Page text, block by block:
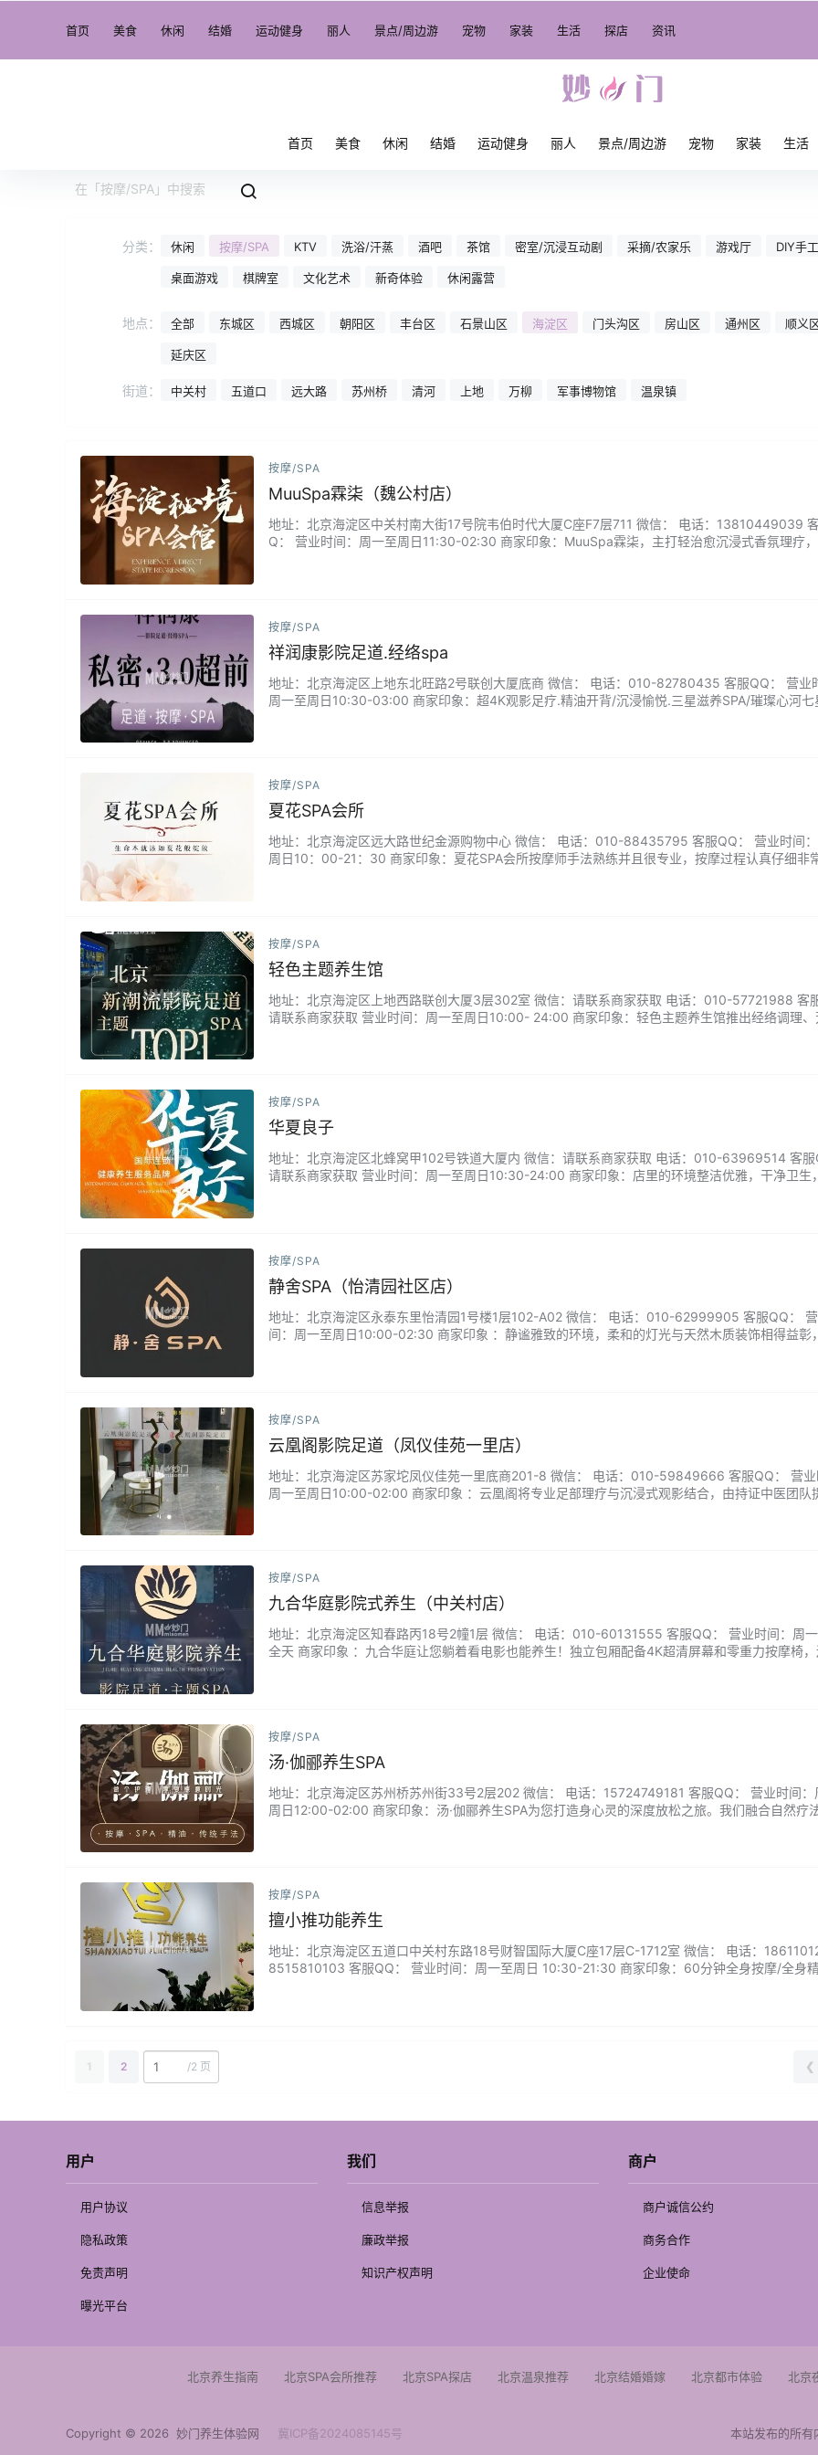
首页 美食 休闲 结婚 运动健身 丽人 景点/周边游 宠物 家装 生活 探店 资讯
首页 美食 休闲 结婚 运动健身 丽人 景点/周边游 宠物 家装 生活
分类： 休闲 按摩/SPA KTV 洗浴/汗蒸 酒吧 茶馆 密室/沉浸互动剧 采摘/农家乐 游戏厅 DIY手
桌面游戏 棋牌室 文化艺术 新奇体验 休闲露营
地点： 全部 东城区 西城区 朝阳区 丰台区 石景山区 海淀区 门头沟区 房山区 通州区 顺义
延庆区
街道： 中关村 五道口 远大路 苏州桥 清河 上地 万柳 军事博物馆 温泉镇
按摩/SPA
MuuSpa霖柒（魏公村店）
地址：北京海淀区中关村南大街17号院韦伯时代大厦C座F7层711 微信： 电话：13810449039
Q： 营业时间：周一至周日11:30-02:30 商家印象：MuuSpa霖柒，主打轻治愈沉浸式香氛理疗，
按摩/SPA
祥润康影院足道.经络spa
地址：北京海淀区上地东北旺路2号联创大厦底商 微信： 电话：010-82780435 客服QQ： 营业
周一至周日10:30-03:00 商家印象：超4K观影足疗.精油开背/沉浸愉悦.三星滋养SPA/璀璨心河七
按摩/SPA
夏花SPA会所
地址：北京海淀区远大路世纪金源购物中心 微信： 电话：010-88435795 客服QQ： 营业时间
周日10：00-21：30 商家印象：夏花SPA会所按摩师手法熟练并且很专业，按摩过程认真仔细非
按摩/SPA
轻色主题养生馆
地址：北京海淀区上地西路联创大厦3层302室 微信：请联系商家获取 电话：010-57721988 客服
请联系商家获取 营业时间：周一至周日10:00- 24:00 商家印象：轻色主题养生馆推出经络调理、
按摩/SPA
华夏良子
地址：北京海淀区北蜂窝甲102号铁道大厦内 微信：请联系商家获取 电话：010-63969514 客服
请联系商家获取 营业时间：周一至周日10:30-24:00 商家印象：店里的环境整洁优雅，干净卫生
按摩/SPA
静舍SPA（怡清园社区店）
地址：北京海淀区永泰东里怡清园1号楼1层102-A02 微信： 电话：010-62999905 客服QQ：
间：周一至周日10:00-02:30 商家印象 ：静谧雅致的环境，柔和的灯光与天然木质装饰相得益彰
按摩/SPA
云凰阁影院足道（凤仪佳苑一里店）
地址：北京海淀区苏家坨凤仪佳苑一里底商201-8 微信： 电话：010-59849666 客服QQ： 营业
周一至周日10:00-02:00 商家印象 ：云凰阁将专业足部理疗与沉浸式观影结合，由持证中医团队
按摩/SPA
九合华庭影院式养生（中关村店）
地址：北京海淀区知春路丙18号2幢1层 微信： 电话：010-60131555 客服QQ： 营业时间：周
全天 商家印象 ：九合华庭让您躺着看电影也能养生！独立包厢配备4K超清屏幕和零重力按摩椅，
按摩/SPA
汤·伽郦养生SPA
地址：北京海淀区苏州桥苏州街33号2层202 微信： 电话：15724749181 客服QQ： 营业时间：
周日12:00-02:00 商家印象：汤·伽郦养生SPA为您打造身心灵的深度放松之旅。我们融合自然疗
按摩/SPA
擅小推功能养生
地址：北京海淀区五道口中关村东路18号财智国际大厦C座17层C-1712室 微信： 电话：
8515810103 客服QQ： 营业时间：周一至周日 10:30-21:30 商家印象：60分钟全身按摩/全身
1 2 /2 页 ❮
用户
用户协议
隐私政策
免责声明
曝光平台
我们
信息举报
廉政举报
知识产权声明
商户
商户诚信公约
商务合作
企业使命
北京养生指南 北京SPA会所推荐 北京SPA探店 北京温泉推荐 北京结婚婚嫁 北京都市体验 北京
Copyright © 2026 妙门养生体验网 冀ICP备2024085145号 本站发布的所有